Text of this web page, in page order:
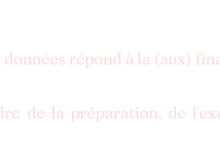
répond à la (aux)
de la préparation, de